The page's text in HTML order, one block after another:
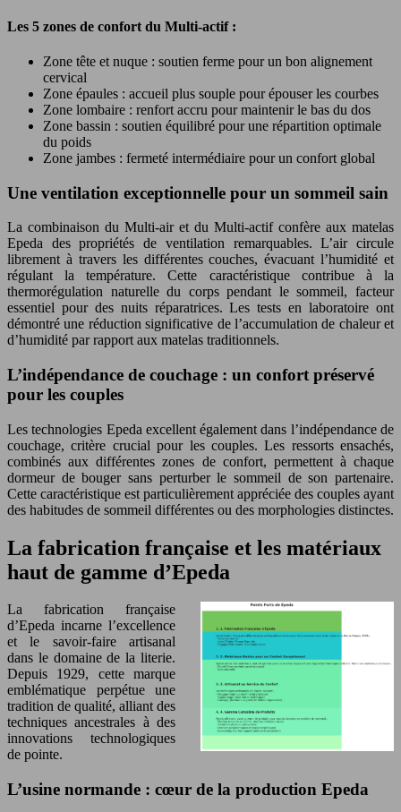
Les 5 zones de confort du Multi-actif :
Zone tête et nuque : soutien ferme pour un bon alignement
cervical
Zone épaules : accueil plus souple pour épouser les courbes
Zone lombaire : renfort accru pour maintenir le bas du dos
Zone bassin : soutien équilibré pour une répartition optimale
du poids
Zone jambes : fermeté intermédiaire pour un confort global
Une ventilation exceptionnelle pour un sommeil sain
La combinaison du Multi-air et du Multi-actif confère aux matelas
Epeda des propriétés de ventilation remarquables. L’air circule
librement à travers les différentes couches, évacuant l’humidité et
régulant la température. Cette caractéristique contribue à la
thermorégulation naturelle du corps pendant le sommeil, facteur
essentiel pour des nuits réparatrices. Les tests en laboratoire ont
démontré une réduction significative de l’accumulation de chaleur et
d’humidité par rapport aux matelas traditionnels.
L’indépendance de couchage : un confort préservé
pour les couples
Les technologies Epeda excellent également dans l’indépendance de
couchage, critère crucial pour les couples. Les ressorts ensachés,
combinés aux différentes zones de confort, permettent à chaque
dormeur de bouger sans perturber le sommeil de son partenaire.
Cette caractéristique est particulièrement appréciée des couples ayant
des habitudes de sommeil différentes ou des morphologies distinctes.
La fabrication française et les matériaux
haut de gamme d’Epeda
La fabrication française
d’Epeda incarne l’excellence
et le savoir-faire artisanal
dans le domaine de la literie.
Depuis 1929, cette marque
emblématique perpétue une
tradition de qualité, alliant des
techniques ancestrales à des
innovations technologiques
de pointe.
L’usine normande : cœur de la production Epeda